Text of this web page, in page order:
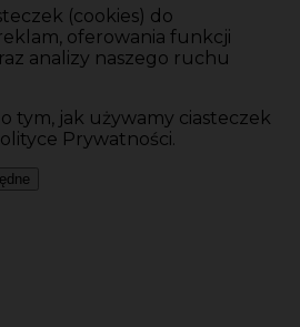
(cookies) do
oferowania funkcji
analizy naszego ruchu
tym, jak używamy ciasteczek
Prywatności.